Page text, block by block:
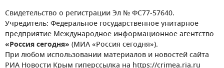
Свидетельство о регистрации Эл № ФС77-57640.
Учредитель: Федеральное государственное унитарное
предприятие Международное информационное агентство
«Россия сегодня» (МИА «Россия сегодня»).
При любом использовании материалов и новостей сайта